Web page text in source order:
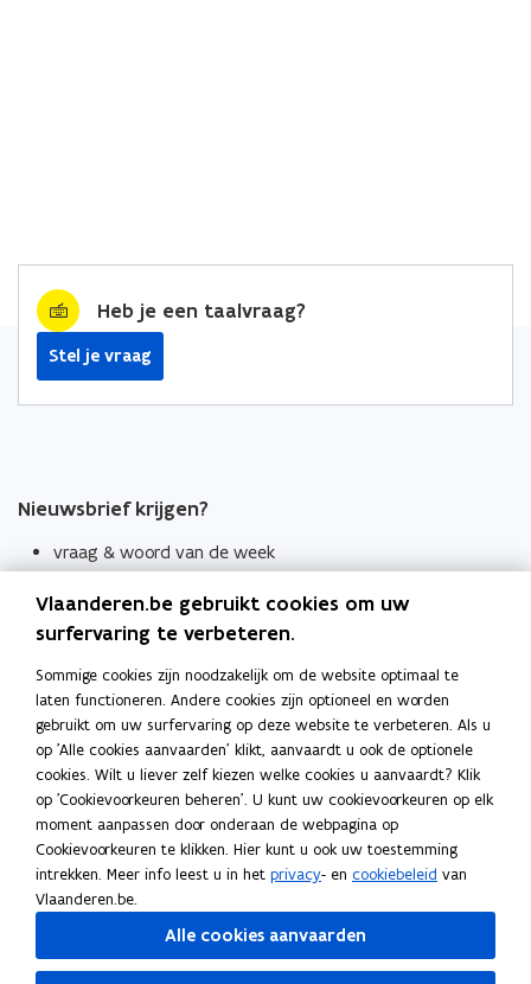
Heb je een taalvraag?
Stel je vraag
Nieuwsbrief krijgen?
vraag & woord van de week
Schrijf je in
Thema's
Taaladviezen
Spellingregels
Tips voor duidelijke taal
Bekijk ook
Spellingtests
Boek- en webwijzer
Vlaanderen.be gebruikt cookies om uw
surfervaring te verbeteren.
Sommige cookies zijn noodzakelijk om de website optimaal te
laten functioneren. Andere cookies zijn optioneel en worden
gebruikt om uw surfervaring op deze website te verbeteren. Als u
op 'Alle cookies aanvaarden' klikt, aanvaardt u ook de optionele
cookies. Wilt u liever zelf kiezen welke cookies u aanvaardt? Klik
op 'Cookievoorkeuren beheren'. U kunt uw cookievoorkeuren op elk
moment aanpassen door onderaan de webpagina op
Cookievoorkeuren te klikken. Hier kunt u ook uw toestemming
intrekken. Meer info leest u in het privacy- en cookiebeleid van
Vlaanderen.be.
Alle cookies aanvaarden